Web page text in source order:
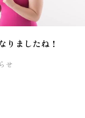
りましたね！
せ